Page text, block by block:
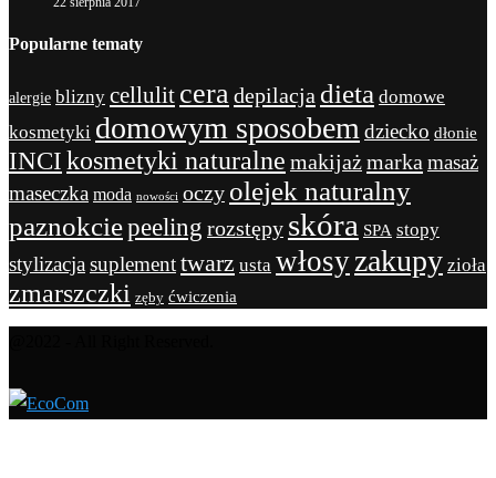
Popularne tematy
alergie blizny cellulit ceradepilacja dieta domowe
kosmetyki domowym sposobemdziecko dłonie
INCI kosmetyki naturalne makijażmarka masaż
maseczka moda nowości oczy olejek naturalny
paznokciepeeling rozstępy skóra SPA stopy
stylizacjasuplementtwarz usta włosyzakupy zioła
zmarszczki zęby ćwiczenia